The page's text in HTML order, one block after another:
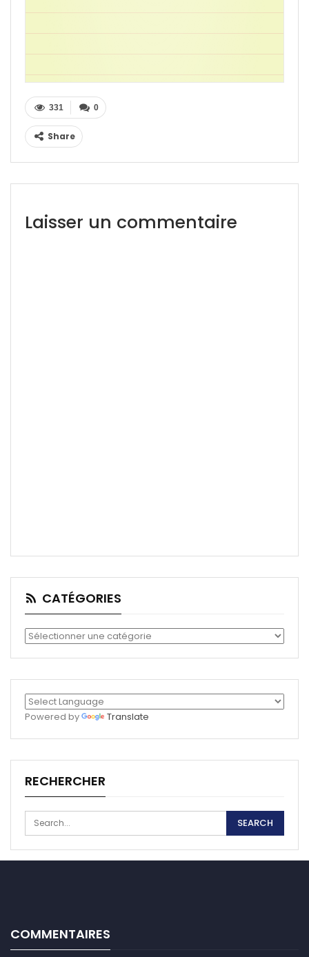
0
331
Share
Laisser un commentaire
CATÉGORIES
Catégories
Powered by Translate
RECHERCHER
COMMENTAIRES